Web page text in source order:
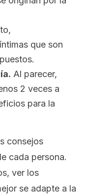
que son
Al parecer,
2 veces a
para la
consejos
cada persona.
ver los
se adapte a la